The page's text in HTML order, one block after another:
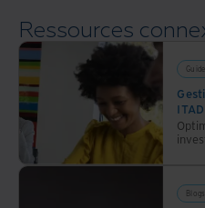
Ressources
ITAD